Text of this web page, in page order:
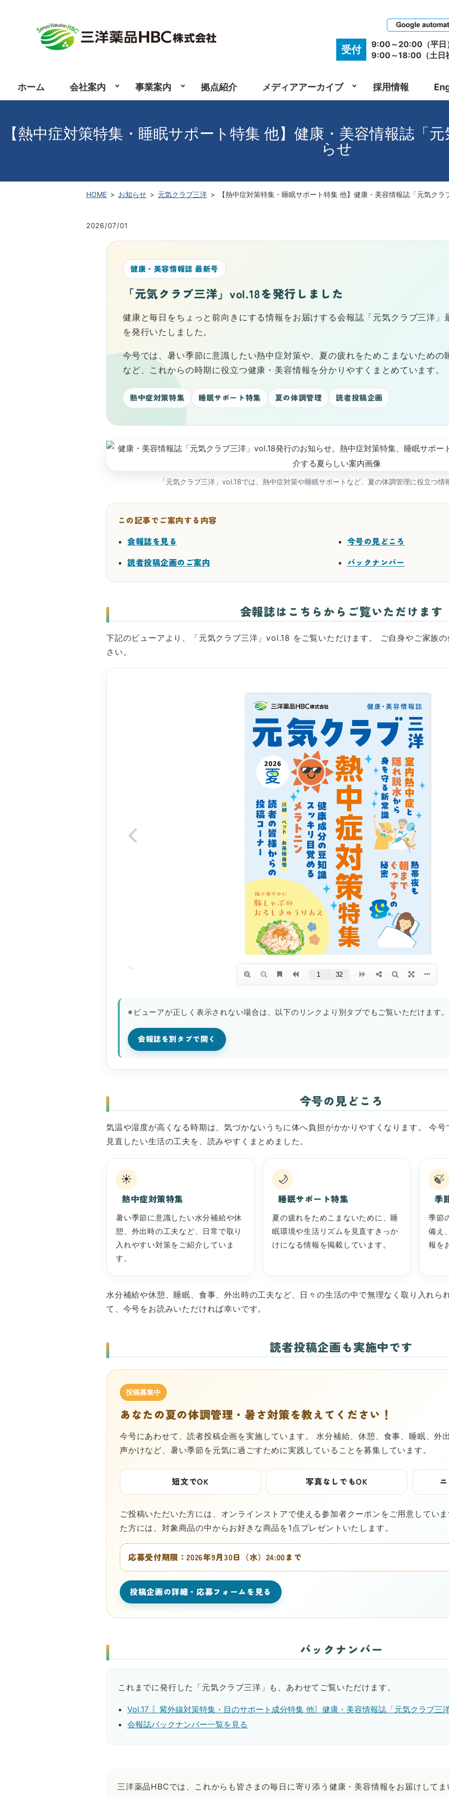
受付
9:00～20:00（平日
9:00～18:00（土日
ホーム 会社案内 事業案内 拠点紹介 メディアアーカイブ 採用情報
【熱中症対策特集・睡眠サポート特集 他】健康・美容情報誌「
らせ
HOME お知らせ 元気クラブ三洋 【熱中症対策特集・睡眠サポート特集 他】健康・美容情報誌「元気ク
2026/07/01
健康・美容情報誌 最新号
「元気クラブ三洋」vol.18を発行しました
健康と毎日をちょっと前向きにする情報をお届けする会報誌「元気クラブ三洋」
を発行いたしました。
今号では、暑い季節に意識したい熱中症対策や、夏の疲れをためこまないための
など、これからの時期に役立つ健康・美容情報を分かりやすくまとめています。
熱中症対策特集 睡眠サポート特集 夏の体調管理 読者投稿企画
「元気クラブ三洋」vol.18では、熱中症対策や睡眠サポートなど、夏の体調管理に役立つ情
この記事でご案内する内容
会報誌を見る 今号の見どころ
読者投稿企画のご案内 バックナンバー
会報誌はこちらからご覧いただけます
下記のビューアより、「元気クラブ三洋」vol.18 をご覧いただけます。 ご自身やご家族
さい。
※ビューアが正しく表示されない場合は、以下のリンクより別タブでもご覧いただけます。
会報誌を別タブで開く
今号の見どころ
気温や湿度が高くなる時期は、気づかないうちに体へ負担がかかりやすくなります。 今
見直したい生活の工夫を、読みやすくまとめました。
☀️
熱中症対策特集
暑い季節に意識したい水分補給や休
憩、外出時の工夫など、日常で取り
入れやすい対策をご紹介していま
す。
🌙
睡眠サポート特集
夏の疲れをためこまないために、睡
眠環境や生活リズムを見直すきっか
けになる情報を掲載しています。
🍃
季
季節
備え
報を
水分補給や休憩、睡眠、食事、外出時の工夫など、日々の生活の中で無理なく取り入れら
て、今号をお読みいただければ幸いです。
読者投稿企画も実施中です
あなたの夏の体調管理・暑さ対策を教えてください！
今号にあわせて、読者投稿企画を実施しています。 水分補給、休憩、食事、睡眠、外
声かけなど、暑い季節を元気に過ごすために実践していることを募集しています。
短文でOK 写真なしでもOK
ご投稿いただいた方には、オンラインストアで使える参加者クーポンをご用意してい
た方には、対象商品の中からお好きな商品を1点プレゼントいたします。
応募受付期限：2026年9月30日（水）24:00まで
投稿企画の詳細・応募フォームを見る
バックナンバー
これまでに発行した「元気クラブ三洋」も、あわせてご覧いただけます。
Vol.17 〖紫外線対策特集・目のサポート成分特集 他〗健康・美容情報誌「元気クラブ三
会報誌バックナンバー一覧を見る
三洋薬品HBCでは、これからも皆さまの毎日に寄り添う健康・美容情報をお届けして